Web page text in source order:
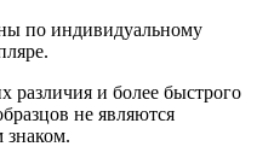
по индивидуальному
различия и более быстрого
не являются
знаком.